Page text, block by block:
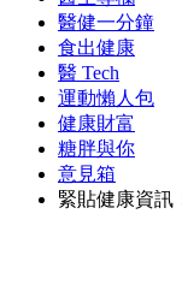
醫健一分鐘
食出健康
醫 Tech
運動懶人包
健康財富
糖胖與你
意見箱
緊貼健康資訊